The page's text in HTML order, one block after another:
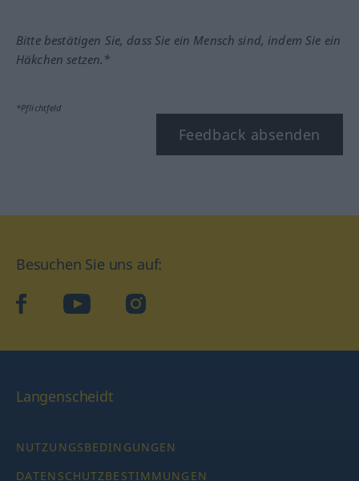
Bitte bestätigen Sie, dass Sie ein Mensch sind, indem Sie ein
Häkchen setzen.*
*Pflichtfeld
Feedback absenden
Besuchen Sie uns auf:
facebookYouTube Instagram
Langenscheidt
NUTZUNGSBEDINGUNGEN
DATENSCHUTZBESTIMMUNGEN